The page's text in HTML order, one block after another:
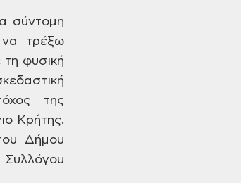
σύντομη
να τρέξω
φυσική
της
Κρήτης.
Δήμου
Συλλόγου